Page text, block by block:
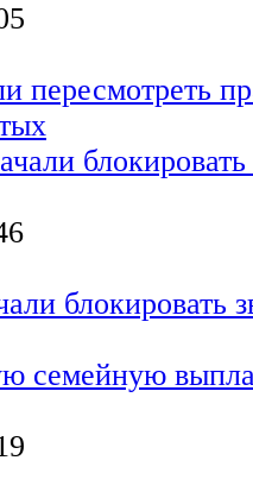
пересмотреть
блокировать